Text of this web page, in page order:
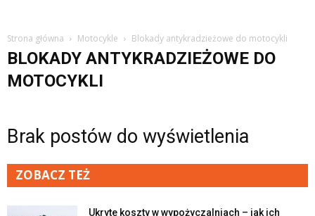
Strona główna Motocykle Blokady antykradzieżowe do motocykli
BLOKADY ANTYKRADZIEŻOWE DO
MOTOCYKLI
Brak postów do wyświetlenia
ZOBACZ TEŻ
Ukryte koszty w wypożyczalniach – jak ich